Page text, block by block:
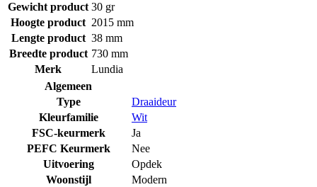
Gewicht product 30 gr
Hoogte product 2015 mm
Lengte product 38 mm
Breedte product 730 mm
Merk
Lundia
Algemeen
Type
Draaideur
Kleurfamilie
Wit
FSC-keurmerk
Ja
PEFC Keurmerk
Nee
Uitvoering
Opdek
Woonstijl
Modern